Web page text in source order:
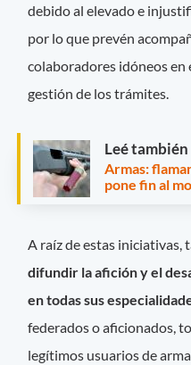
debido al elevado e
por lo que prevén
colaboradores idóneos en
gestión de los trámites.
Leé también
Armas:
pone fin al
A raíz de estas iniciativas,
difundir la afición y el
en todas sus
federados o aficionados,
legítimos usuarios de